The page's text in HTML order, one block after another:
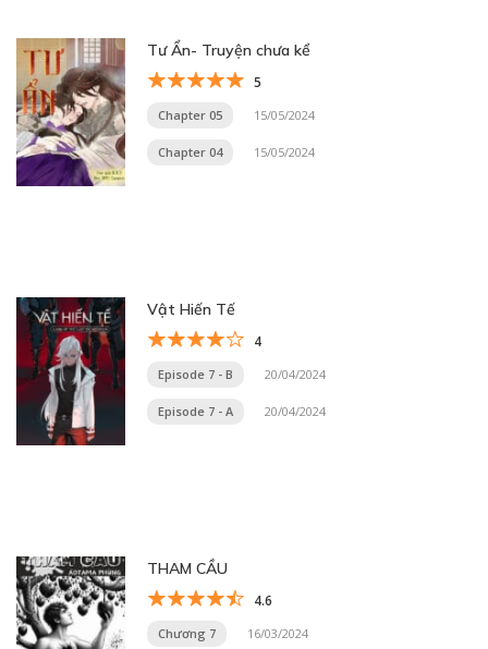
Tư Ẩn- Truyện chưa kể
5
Chapter 05 15/05/2024
Chapter 04 15/05/2024
Vật Hiến Tế
4
Episode 7 - B 20/04/2024
Episode 7 - A 20/04/2024
THAM CẦU
4.6
Chương 7 16/03/2024